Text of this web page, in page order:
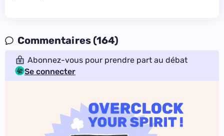
Commentaires (164)
Abonnez-vous pour prendre part au débat
Se connecter